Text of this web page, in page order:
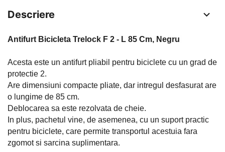
Descriere
Antifurt Bicicleta Trelock F 2 - L 85 Cm, Negru
Acesta este un antifurt pliabil pentru biciclete cu un grad de
protectie 2.
Are dimensiuni compacte pliate, dar intregul desfasurat are
o lungime de 85 cm.
Deblocarea sa este rezolvata de cheie.
In plus, pachetul vine, de asemenea, cu un suport practic
pentru biciclete, care permite transportul acestuia fara
zgomot si sarcina suplimentara.